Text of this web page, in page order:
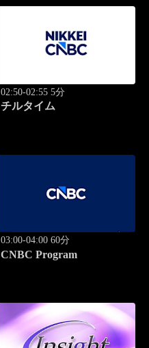
02:50-02:55 5分
チルタイム
03:00-04:00 60分
CNBC Program